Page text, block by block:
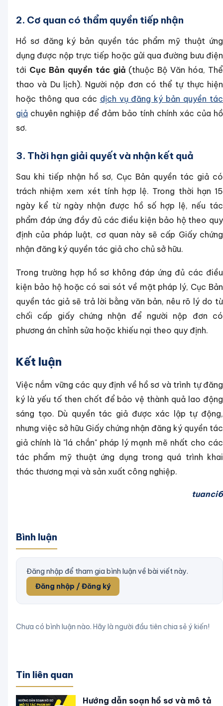
2. Cơ quan có thẩm quyền tiếp nhận
Hồ sơ đăng ký bản quyền tác phẩm mỹ thuật ứng
dụng được nộp trực tiếp hoặc gửi qua đường bưu điện
tới Cục Bản quyền tác giả (thuộc Bộ Văn hóa, Thể
thao và Du lịch). Người nộp đơn có thể tự thực hiện
hoặc thông qua các dịch vụ đăng ký bản quyền tác
giả chuyên nghiệp để đảm bảo tính chính xác của hồ
sơ.
3. Thời hạn giải quyết và nhận kết quả
Sau khi tiếp nhận hồ sơ, Cục Bản quyền tác giả có
trách nhiệm xem xét tính hợp lệ. Trong thời hạn 15
ngày kể từ ngày nhận được hồ số hợp lệ, nếu tác
phẩm đáp ứng đầy đủ các điều kiện bảo hộ theo quy
định của pháp luật, cơ quan này sẽ cấp Giấy chứng
nhận đăng ký quyền tác giả cho chủ sở hữu.
Trong trường hợp hồ sơ không đáp ứng đủ các điều
kiện bảo hộ hoặc có sai sót về mặt pháp lý, Cục Bản
quyền tác giả sẽ trả lời bằng văn bản, nêu rõ lý do từ
chối cấp giấy chứng nhận để người nộp đơn có
phương án chỉnh sửa hoặc khiếu nại theo quy định.
Kết luận
Việc nắm vững các quy định về hồ sơ và trình tự đăng
ký là yếu tố then chốt để bảo vệ thành quả lao động
sáng tạo. Dù quyền tác giả được xác lập tự động,
nhưng việc sở hữu Giấy chứng nhận đăng ký quyền tác
giả chính là "lá chắn" pháp lý mạnh mẽ nhất cho các
tác phẩm mỹ thuật ứng dụng trong quá trình khai
thác thương mại và sản xuất công nghiệp.
tuanci6
Bình luận
Đăng nhập để tham gia bình luận về bài viết này.
Đăng nhập / Đăng ký
Chưa có bình luận nào. Hãy là người đầu tiên chia sẻ ý kiến!
Tin liên quan
Hướng dẫn soạn hồ sơ và mô tả